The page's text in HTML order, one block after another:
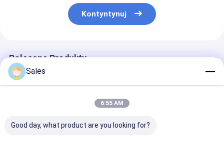
Kontyntynuj
Polecane Produkty
Sales
6:55 AM
Good day, what product are you looking for?